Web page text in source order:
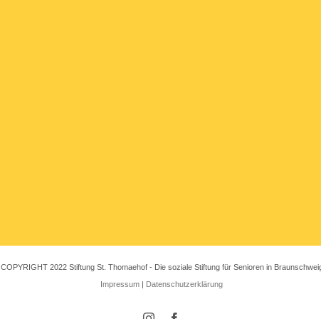
COPYRIGHT 2022 Stiftung St. Thomaehof - Die soziale Stiftung für Senioren in
Impressum | Datenschutzerklärung